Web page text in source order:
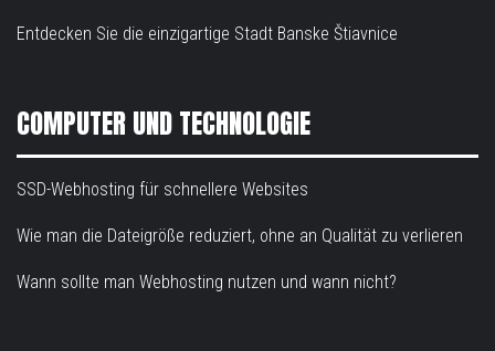
Entdecken Sie die einzigartige Stadt Banske Štiavnice
COMPUTER UND TECHNOLOGIE
SSD-Webhosting für schnellere Websites
Wie man die Dateigröße reduziert, ohne an Qualität zu verlieren
Wann sollte man Webhosting nutzen und wann nicht?